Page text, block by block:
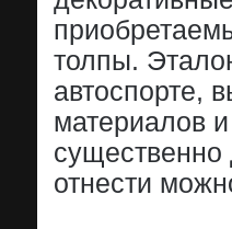
толпы.
автоспорте,
материалов
отнести